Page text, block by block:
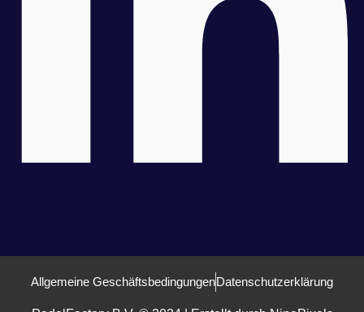
Allgemeine GeschäftsbedingungenDatenschutzerklärung